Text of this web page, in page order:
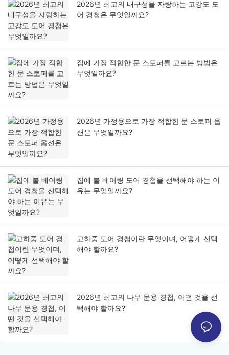
2026년 최고의 내구성을 자랑하는 고강도 도
어 경첩은 무엇일까요?
집에 가장 적합한 문 스토퍼를 고르는 방법은
무엇일까요?
2026년 가정용으로 가장 적합한 문 스토퍼 옵
션은 무엇일까요?
집에 볼 베어링 도어 경첩을 선택해야 하는 이
유는 무엇일까요?
고하중 도어 경첩이란 무엇이며, 어떻게 선택
해야 할까요?
2026년 최고의 나무 문용 경첩, 어떤 것을 선
택해야 할까요?